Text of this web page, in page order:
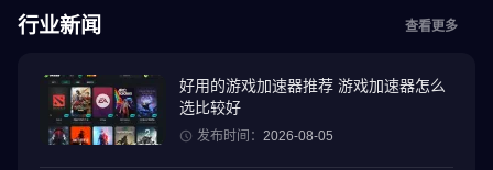
游戏特色：
体验精彩剧情！
● 超过 16000 个令人爱不释手的关卡，另有爆炸加速道具、实用增
强道具和酷炫的关卡元素。
行业新闻 查看更多
好用的游戏加速器推荐 游戏加速器怎么
选比较好
发布时间： 2026-08-05